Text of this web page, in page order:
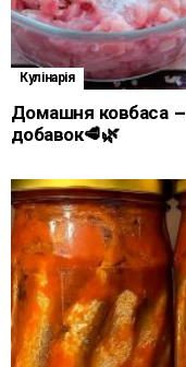
Кулінарія
Домашня ковбаса –
добавок🥩🌿